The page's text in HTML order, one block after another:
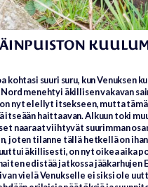
kohtasi suuri suru, kun Venuksen
menehtyi äkillisen vakavan
on nyt elellyt itsekseen, mutta
itseään haittaavan. Alkuun toki
naaraat viihtyvät suurimman
joten tilanne tällä hetkellä on ihan
äkillisesti, on nyt oikea aika
edistää jatkossa jääkarhujen
vielä Venukselle ei siksi ole